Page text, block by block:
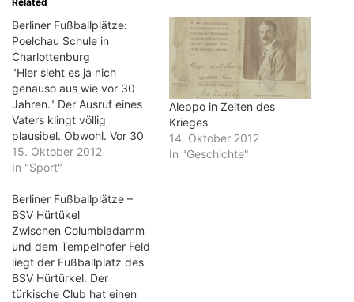
Berliner Fußballplätze:
Poelchau Schule in
Charlottenburg
"Hier sieht es ja nich
genauso aus wie vor 30
Jahren." Der Ausruf eines
Vaters klingt völlig
plausibel. Obwohl. Vor 30
Jahren waren die Lampen
bestimmt noch alle in
Gesamteindruck der
Poelchau-Schule war
sicherlich auch besser.
Bezeichnend ist das
Schild, das den Bau als
Eliteschule des Sports…
15. Oktober 2012
In "Sport"
Aleppo in Zeiten des
Krieges
14. Oktober 2012
In "Geschichte"
Berliner Fußballplätze –
BSV Hürtükel
Zwischen Columbiadamm
und dem Tempelhofer Feld
liegt der Fußballplatz des
BSV Hürtürkel. Der
türkische Club hat einen